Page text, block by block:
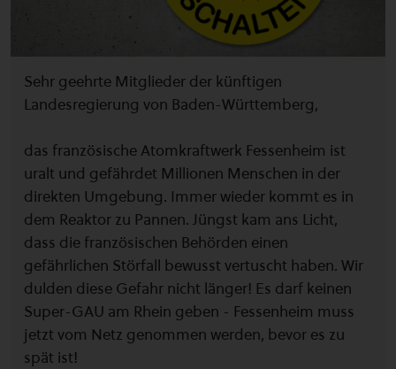
Sehr geehrte Mitglieder der künftigen
Landesregierung von Baden-Württemberg,
das französische Atomkraftwerk Fessenheim ist
uralt und gefährdet Millionen Menschen in der
direkten Umgebung. Immer wieder kommt es in
dem Reaktor zu Pannen. Jüngst kam ans Licht,
dass die französischen Behörden einen
gefährlichen Störfall bewusst vertuscht haben. Wir
dulden diese Gefahr nicht länger! Es darf keinen
Super-GAU am Rhein geben - Fessenheim muss
jetzt vom Netz genommen werden, bevor es zu
spät ist!